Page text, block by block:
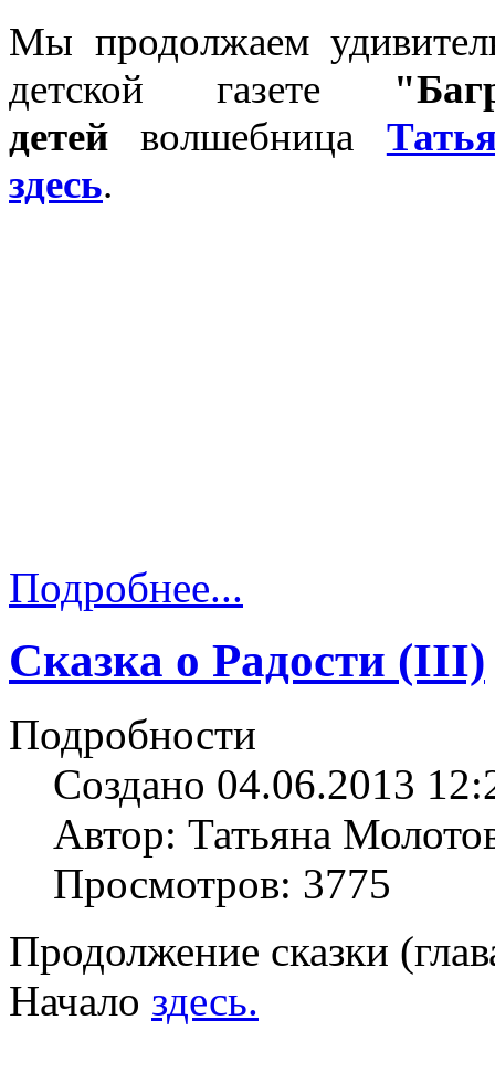
Мы продолжаем
детской газете
детей волшебница
здесь.
Подробнее...
Сказка о Радости (III)
Подробности
Создано 04.06.2013
Автор: Татьяна
Просмотров: 3775
Продолжение сказки
Начало здесь.